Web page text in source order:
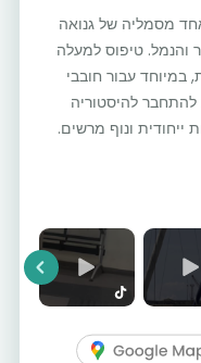
מסמליה של גנואה
והנמל. טיפוס למעלה
עבור חובבי
להיסטוריה
ונוף מרשים.